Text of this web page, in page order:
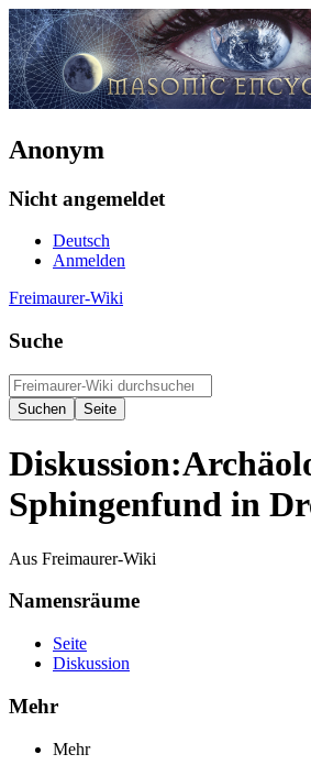
Anonym
Nicht angemeldet
Deutsch
Anmelden
Freimaurer-Wiki
Suche
Diskussion:
Sphingenfund in
Aus Freimaurer-Wiki
Namensräume
Seite
Diskussion
Mehr
Mehr